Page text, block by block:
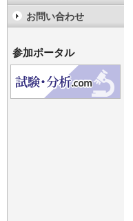
お問い合わせ
参加ポータル